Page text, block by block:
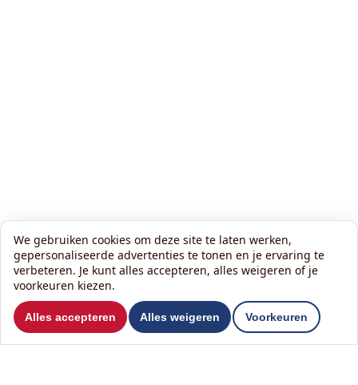
Wilt u ons volgen?
Lees onze nieuwsbrief:
We gebruiken cookies om deze site te laten werken,
gepersonaliseerde advertenties te tonen en je ervaring te
verbeteren. Je kunt alles accepteren, alles weigeren of je
voorkeuren kiezen.
Alles accepteren Alles weigeren Voorkeuren